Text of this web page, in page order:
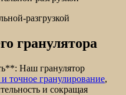
разгрузкой
гранулятора
Наш гранулятор
точное гранулирование,
и сокращая